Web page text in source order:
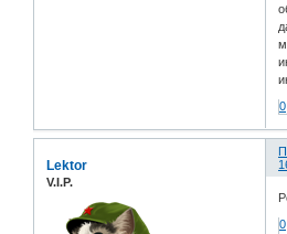
0
Lektor
V.I.P.
0